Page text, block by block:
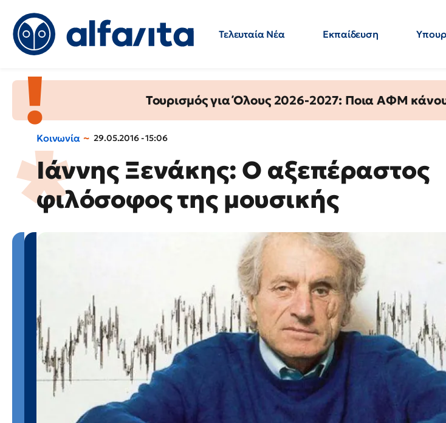
Τελευταία Νέα Εκπαίδευση
Τουρισμός για Όλους 2026-2027: Ποια ΑΦΜ
Κοινωνία 29.05.2016 - 15:06
Ιάννης Ξενάκης: Ο αξεπέραστος
φιλόσοφος της μουσικής